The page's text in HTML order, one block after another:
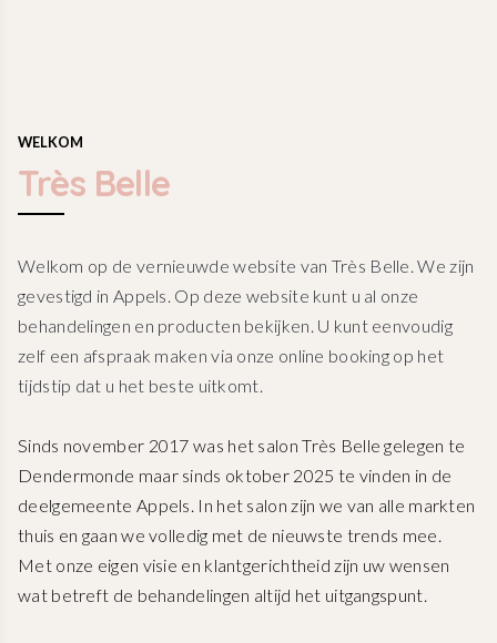
WELKOM
Très Belle
Welkom op de vernieuwde website van Très Belle. We zijn
gevestigd in Appels. Op deze website kunt u al onze
behandelingen en producten bekijken. U kunt eenvoudig
zelf een afspraak maken via onze online booking op het
tijdstip dat u het beste uitkomt.
Sinds november 2017 was het salon Très Belle gelegen te
Dendermonde maar sinds oktober 2025 te vinden in de
deelgemeente Appels. In het salon zijn we van alle markten
thuis en gaan we volledig met de nieuwste trends mee.
Met onze eigen visie en klantgerichtheid zijn uw wensen
wat betreft de behandelingen altijd het uitgangspunt.